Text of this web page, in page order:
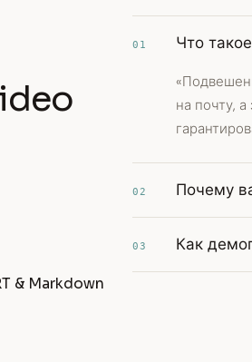
01 Что
на почту,
02 Почему
03 Как
& Markdown